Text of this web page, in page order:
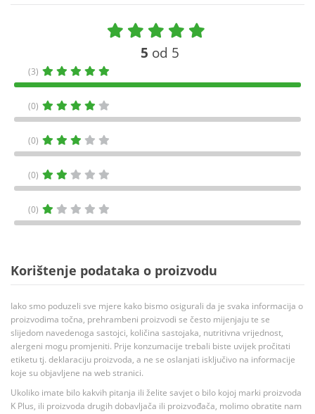
5 od 5
(3)
(0)
(0)
(0)
(0)
Korištenje podataka o proizvodu
Iako smo poduzeli sve mjere kako bismo osigurali da je svaka informacija o
proizvodima točna, prehrambeni proizvodi se često mijenjaju te se
slijedom navedenoga sastojci, količina sastojaka, nutritivna vrijednost,
alergeni mogu promjeniti. Prije konzumacije trebali biste uvijek pročitati
etiketu tj. deklaraciju proizvoda, a ne se oslanjati isključivo na informacije
koje su objavljene na web stranici.
Ukoliko imate bilo kakvih pitanja ili želite savjet o bilo kojoj marki proizvoda
K Plus, ili proizvoda drugih dobavljača ili proizvođača, molimo obratite nam